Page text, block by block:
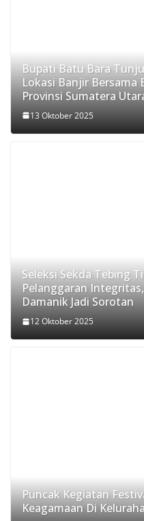
Bupati Batu Bara
Lokasi Banjir Bersama
Provinsi Sumatera
13 Oktober 2025
Seleksi Sekda Tebing
Pelanggaran
Damanik Jadi Sorotan
12 Oktober 2025
Puncak Kegiatan
Keagamaan Di